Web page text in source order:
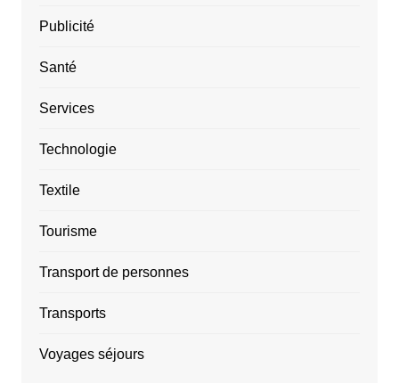
Publicité
Santé
Services
Technologie
Textile
Tourisme
Transport de personnes
Transports
Voyages séjours